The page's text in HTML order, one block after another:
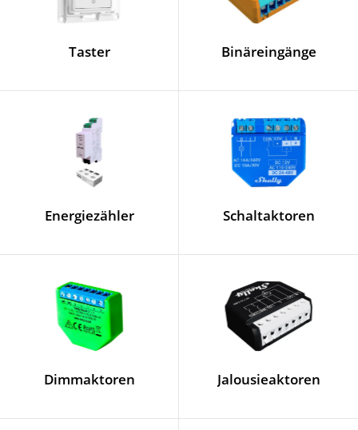
Taster Binäreingänge
Energiezähler Schaltaktoren
Dimmaktoren Jalousieaktoren